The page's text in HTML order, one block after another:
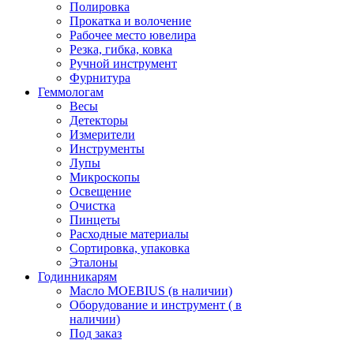
Полировка
Прокатка и волочение
Рабочее место ювелира
Резка, гибка, ковка
Ручной инструмент
Фурнитура
Геммологам
Весы
Детекторы
Измерители
Инструменты
Лупы
Микроскопы
Освещение
Очистка
Пинцеты
Расходные материалы
Сортировка, упаковка
Эталоны
Годинникарям
Масло MOEBIUS (в наличии)
Оборудование и инструмент ( в
наличии)
Под заказ